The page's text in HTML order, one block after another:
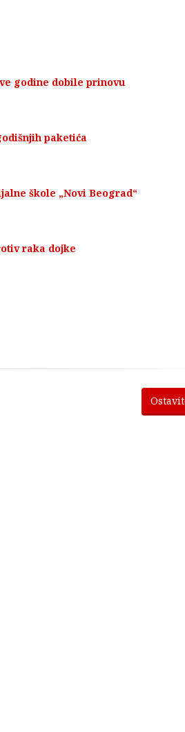
godine dobile prinovu
paketića
škole „Novi Beograd“
raka dojke